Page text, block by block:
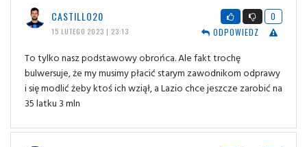
CASTILLO20
15 LUTEGO 2023 | 23:13
0
ODPOWIEDZ
To tylko nasz podstawowy obrońca. Ale fakt trochę
bulwersuje, że my musimy płacić starym zawodnikom odprawy
i się modlić żeby ktoś ich wziął, a Lazio chce jeszcze zarobić na
35 latku 3 mln